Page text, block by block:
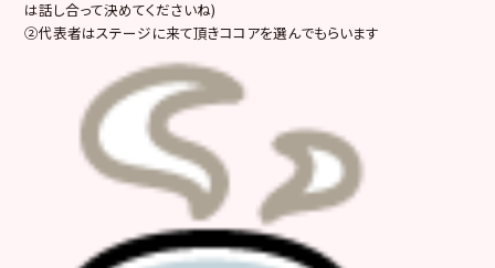
は話し合って決めてくださいね)
②代表者はステージに来て頂きココアを選んでもらいます